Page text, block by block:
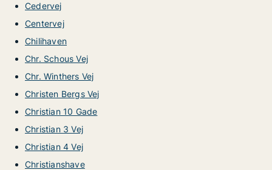
Cedervej
Centervej
Chilihaven
Chr. Schous Vej
Chr. Winthers Vej
Christen Bergs Vej
Christian 10 Gade
Christian 3 Vej
Christian 4 Vej
Christianshave